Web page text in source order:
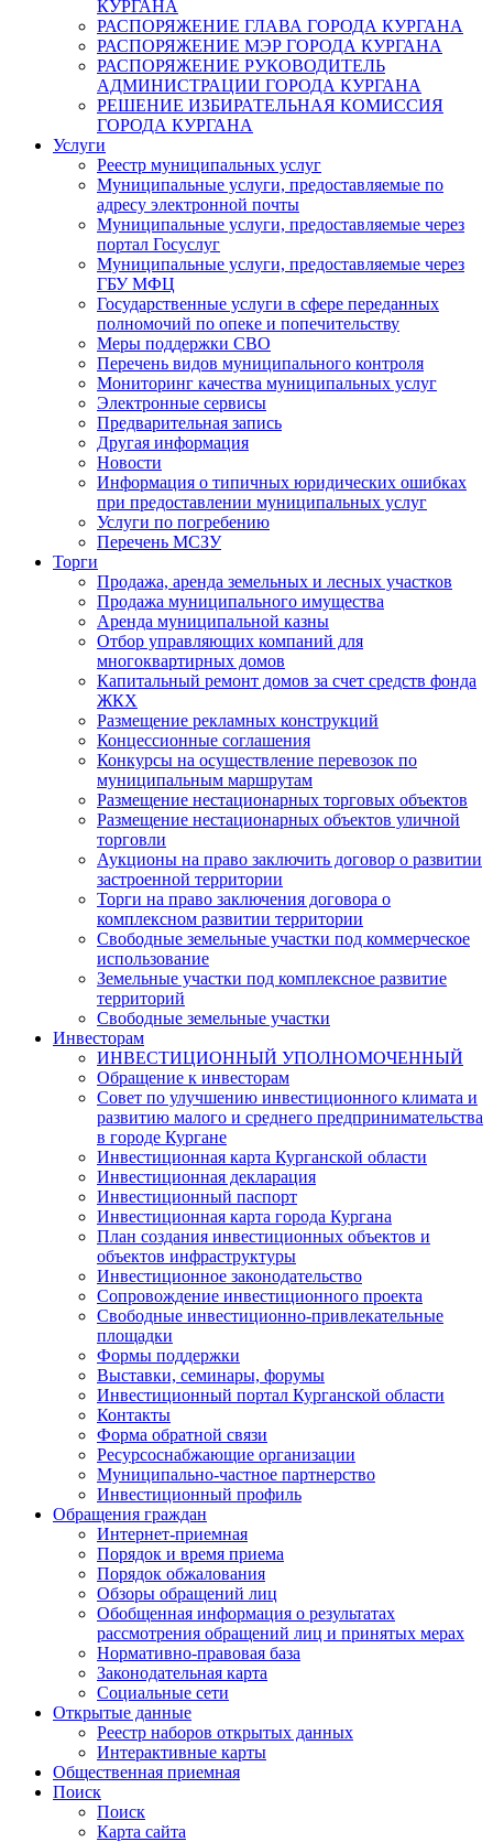
КУРГАНА
РАСПОРЯЖЕНИЕ ГЛАВА ГОРОДА КУРГАНА
РАСПОРЯЖЕНИЕ МЭР ГОРОДА КУРГАНА
РАСПОРЯЖЕНИЕ РУКОВОДИТЕЛЬ
АДМИНИСТРАЦИИ ГОРОДА КУРГАНА
РЕШЕНИЕ ИЗБИРАТЕЛЬНАЯ КОМИССИЯ
ГОРОДА КУРГАНА
Услуги
Реестр муниципальных услуг
Муниципальные услуги, предоставляемые по
адресу электронной почты
Муниципальные услуги, предоставляемые через
портал Госуслуг
Муниципальные услуги, предоставляемые через
ГБУ МФЦ
Государственные услуги в сфере переданных
полномочий по опеке и попечительству
Меры поддержки СВО
Перечень видов муниципального контроля
Мониторинг качества муниципальных услуг
Электронные сервисы
Предварительная запись
Другая информация
Новости
Информация о типичных юридических ошибках
при предоставлении муниципальных услуг
Услуги по погребению
Перечень МСЗУ
Торги
Продажа, аренда земельных и лесных участков
Продажа муниципального имущества
Аренда муниципальной казны
Отбор управляющих компаний для
многоквартирных домов
Капитальный ремонт домов за счет средств фонда
ЖКХ
Размещение рекламных конструкций
Концессионные соглашения
Конкурсы на осуществление перевозок по
муниципальным маршрутам
Размещение нестационарных торговых объектов
Размещение нестационарных объектов уличной
торговли
Аукционы на право заключить договор о развитии
застроенной территории
Торги на право заключения договора о
комплексном развитии территории
Свободные земельные участки под коммерческое
использование
Земельные участки под комплексное развитие
территорий
Свободные земельные участки
Инвесторам
ИНВЕСТИЦИОННЫЙ УПОЛНОМОЧЕННЫЙ
Обращение к инвесторам
Совет по улучшению инвестиционного климата и
развитию малого и среднего предпринимательства
в городе Кургане
Инвестиционная карта Курганской области
Инвестиционная декларация
Инвестиционный паспорт
Инвестиционная карта города Кургана
План создания инвестиционных объектов и
объектов инфраструктуры
Инвестиционное законодательство
Сопровождение инвестиционного проекта
Свободные инвестиционно-привлекательные
площадки
Формы поддержки
Выставки, семинары, форумы
Инвестиционный портал Курганской области
Контакты
Форма обратной связи
Ресурсоснабжающие организации
Муниципально-частное партнерство
Инвестиционный профиль
Обращения граждан
Интернет-приемная
Порядок и время приема
Порядок обжалования
Обзоры обращений лиц
Обобщенная информация о результатах
рассмотрения обращений лиц и принятых мерах
Нормативно-правовая база
Законодательная карта
Социальные сети
Открытые данные
Реестр наборов открытых данных
Интерактивные карты
Общественная приемная
Поиск
Поиск
Карта сайта